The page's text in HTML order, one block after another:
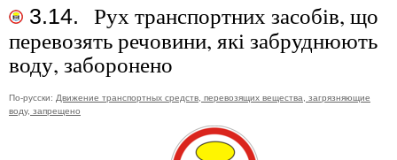
3.14.
Рух транспортних засобів, що
перевозять речовини, які забруднюють
воду, заборонено
По-русски: Движение транспортных средств, перевозящих вещества, загрязняющие
воду, запрещено